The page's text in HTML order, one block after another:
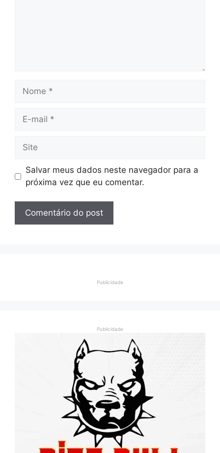
Nome
Site
Salvar meus dados neste navegador para a
próxima vez que eu comentar.
Publicidade
Publicidade